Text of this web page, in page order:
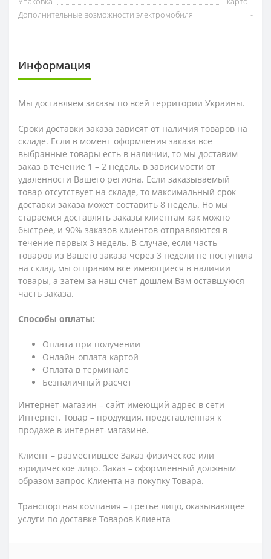
Дополнительные возможности электромобиля
-
Информация
Мы доставляем заказы по всей территории Украины.
Сроки доставки заказа зависят от наличия товаров на
складе. Если в момент оформления заказа все
выбранные товары есть в наличии, то мы доставим
заказ в течение 1 – 2 недель, в зависимости от
удаленности Вашего региона. Если заказываемый
товар отсутствует на складе, то максимальный срок
доставки заказа может составить 8 недель. Но мы
стараемся доставлять заказы клиентам как можно
быстрее, и 90% заказов клиентов отправляются в
течение первых 3 недель. В случае, если часть
товаров из Вашего заказа через 3 недели не поступила
на склад, мы отправим все имеющиеся в наличии
товары, а затем за наш счет дошлем Вам оставшуюся
часть заказа.
Способы оплаты:
Оплата при получении
Онлайн-оплата картой
Оплата в терминале
Безналичный расчет
Интернет-магазин – сайт имеющий адрес в сети
Интернет. Товар – продукция, представленная к
продаже в интернет-магазине.
Клиент – разместившее Заказ физическое или
юридическое лицо. Заказ – оформленный должным
образом запрос Клиента на покупку Товара.
Транспортная компания – третье лицо, оказывающее
услуги по доставке Товаров Клиента